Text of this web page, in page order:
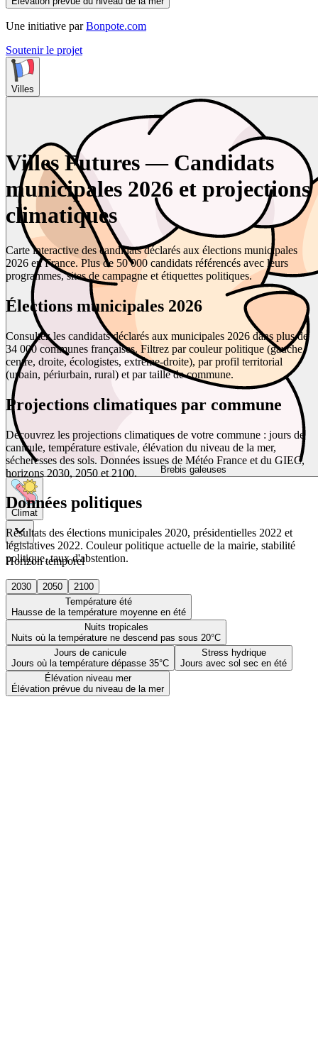
Une initiative par Bonpote.com
Soutenir le projet
Villes
Brebis galeuses
Climat
Horizon temporel
2030 2050
2100
Température été
Hausse de la température moyenne en été
Nuits tropicales
Nuits où la température ne descend pas sous 20°C
Jours de canicule
Jours où la température dépasse 35°C
Stress hydrique
Jours avec sol sec en été
Élévation niveau mer
Élévation prévue du niveau de la mer
Villes Futures — Candidats
municipales 2026 et projections
climatiques
Carte interactive des candidats déclarés aux élections municipales
2026 en France. Plus de 50 000 candidats référencés avec leurs
programmes, sites de campagne et étiquettes politiques.
Élections municipales 2026
Consultez les candidats déclarés aux municipales 2026 dans plus de
34 000 communes françaises. Filtrez par couleur politique (gauche,
centre, droite, écologistes, extrême-droite), par profil territorial
(urbain, périurbain, rural) et par taille de commune.
Projections climatiques par commune
Découvrez les projections climatiques de votre commune : jours de
canicule, température estivale, élévation du niveau de la mer,
sécheresses des sols. Données issues de Météo France et du GIEC,
horizons 2030, 2050 et 2100.
Données politiques
Résultats des élections municipales 2020, présidentielles 2022 et
législatives 2022. Couleur politique actuelle de la mairie, stabilité
politique, taux d'abstention.